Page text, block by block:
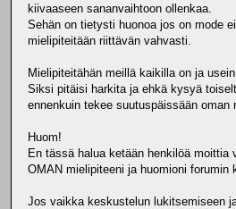
kiivaaseen sananvaihtoon ollenkaa.
Sehän on tietysti huonoa jos on mode
mielipiteitään riittävän vahvasti.
Mielipiteitähän meillä kaikilla on ja
Siksi pitäisi harkita ja ehkä kysyä
ennenkuin tekee suutuspäissään oman
Huom!
En tässä halua ketään henkilöä moittia
OMAN mielipiteeni ja huomioni forumin
Jos vaikka keskustelun lukitsemiseen